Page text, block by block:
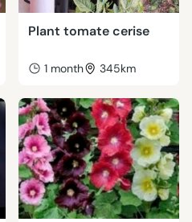
Plant tomate cerise
1 month 345km